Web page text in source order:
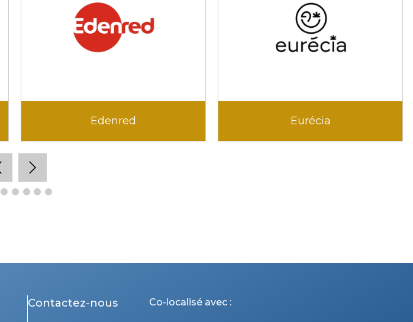
Edenred Eurécia
Contactez-nous Co-localisé avec :